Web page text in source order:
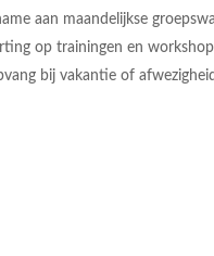
aan maandelijkse
op trainingen en
bij vakantie of afwezigheid